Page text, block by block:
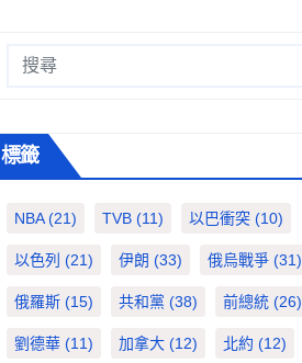
標籤
NBA(21) TVB (11) 以巴衝突 (10)
以色列 (21) 伊朗 (33) 俄烏戰爭 (31)
俄羅斯 (15) 共和黨 (38) 前總統 (26)
劉德華 (11) 加拿大 (12) 北約 (12)